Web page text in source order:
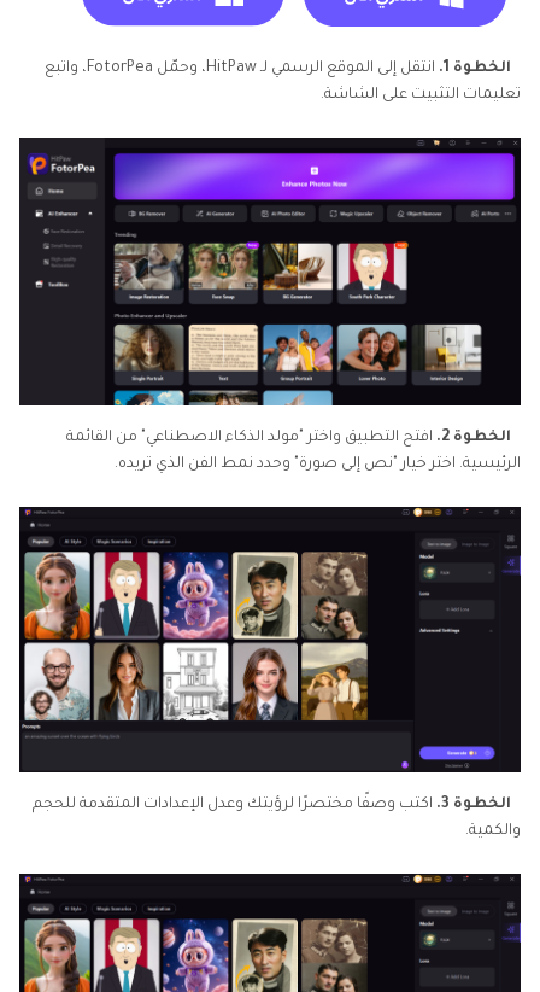
الخطوة 1.
انتقل إلى الموقع الرسمي لـ HitPaw، وحمّل FotorPea، واتبع
تعليمات التثبيت على الشاشة.
الخطوة 2.
افتح التطبيق واختر "مولد الذكاء الاصطناعي" من القائمة
الرئيسية. اختر خيار "نص إلى صورة" وحدد نمط الفن الذي تريده.
الخطوة 3.
اكتب وصفًا مختصرًا لرؤيتك وعدل الإعدادات المتقدمة للحجم
والكمية.